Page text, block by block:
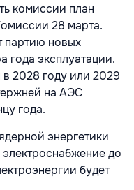
комиссии план
28 марта.
партию новых
года эксплуатации.
2028 году или 2029
на АЭС
года.
энергетики
до
будет